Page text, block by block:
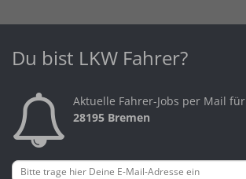
Du bist LKW Fahrer?
Aktuelle Fahrer-Jobs per Mail für
28195 Bremen